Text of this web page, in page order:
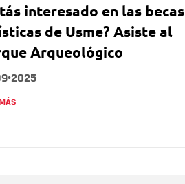
interesado en las becas
de Usme? Asiste al
Arqueológico